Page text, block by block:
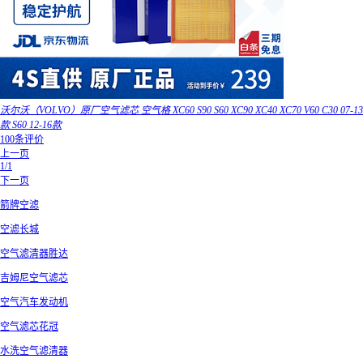
沃尔沃（VOLVO）原厂空气滤芯 空气格 XC60 S90 S60 XC90 XC40 XC70 V60 C30 07-13
款 S60 12-16款
100条评价
上一页
1/1
下一页
箭牌空滤
空滤长城
空气滤清器胜达
吉姆尼空气滤芯
空气汽车发动机
空气滤芯花冠
水洗空气滤清器